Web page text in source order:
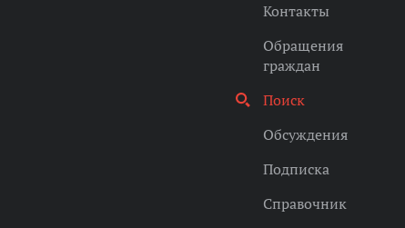
Контакты
Обращения
граждан
Поиск
Обсуждения
Подписка
Справочник